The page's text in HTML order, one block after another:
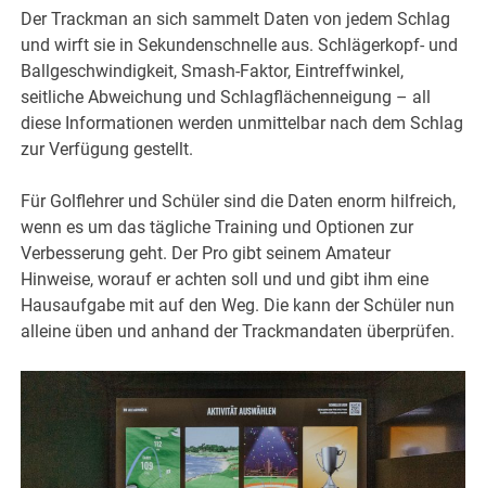
Der Trackman an sich sammelt Daten von jedem Schlag
und wirft sie in Sekundenschnelle aus. Schlägerkopf- und
Ballgeschwindigkeit, Smash-Faktor, Eintreffwinkel,
seitliche Abweichung und Schlagflächenneigung – all
diese Informationen werden unmittelbar nach dem Schlag
zur Verfügung gestellt.
Für Golflehrer und Schüler sind die Daten enorm hilfreich,
wenn es um das tägliche Training und Optionen zur
Verbesserung geht. Der Pro gibt seinem Amateur
Hinweise, worauf er achten soll und und gibt ihm eine
Hausaufgabe mit auf den Weg. Die kann der Schüler nun
alleine üben und anhand der Trackmandaten überprüfen.